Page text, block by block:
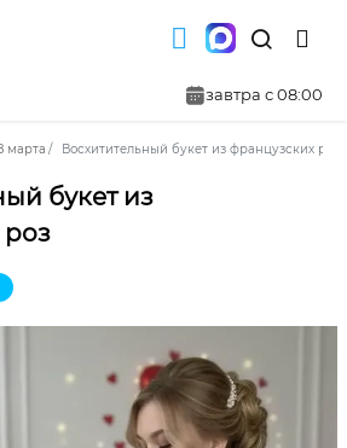
завтра с 08:00
марта Восхитительный букет из французских роз
букет из